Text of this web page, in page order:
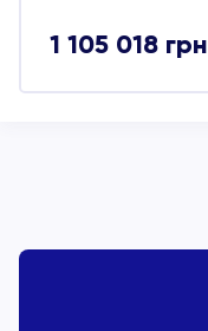
1 105 018 грн